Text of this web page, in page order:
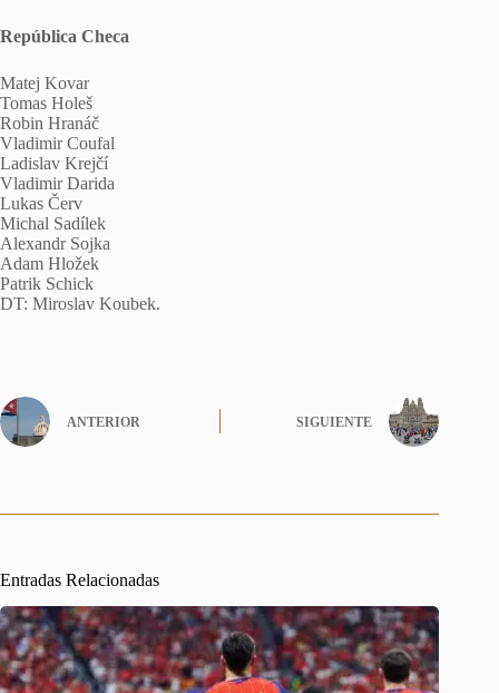
República Checa
Matej Kovar
Tomas Holeš
Robin Hranáč
Vladimir Coufal
Ladislav Krejčí
Vladimir Darida
Lukas Červ
Michal Sadílek
Alexandr Sojka
Adam Hložek
Patrik Schick
DT: Miroslav Koubek.
ANTERIOR SIGUIENTE
Entradas Relacionadas